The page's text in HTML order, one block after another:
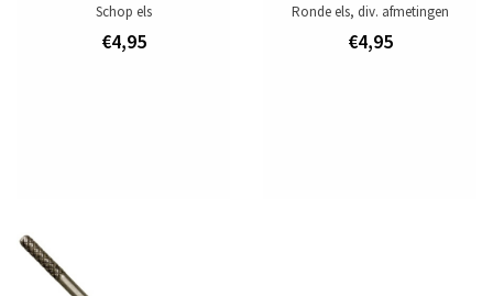
Schop els
€4,95
Ronde els, div. afmetingen
€4,95